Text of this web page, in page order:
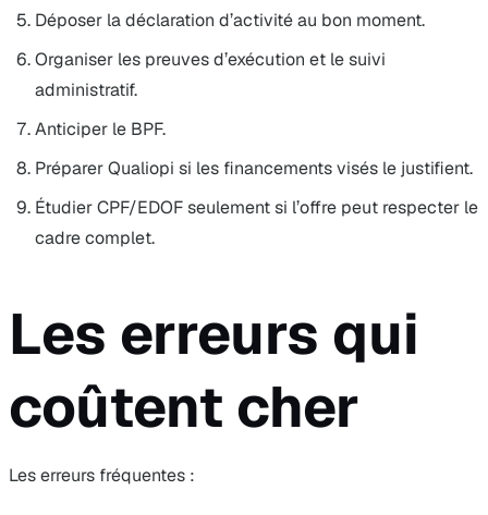
Déposer la déclaration d’activité au bon moment.
Organiser les preuves d’exécution et le suivi
administratif.
Anticiper le BPF.
Préparer Qualiopi si les financements visés le justifient.
Étudier CPF/EDOF seulement si l’offre peut respecter le
cadre complet.
Les erreurs qui
coûtent cher
Les erreurs fréquentes :